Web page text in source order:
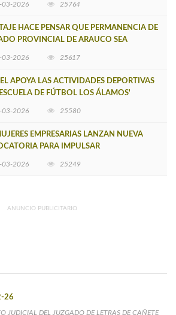
03-2026 25764
HACE PENSAR QUE PERMANENCIA DE
PROVINCIAL DE ARAUCO SEA
03-2026 25617
APOYA LAS ACTIVIDADES DEPORTIVAS
DE FÚTBOL LOS ÁLAMOS'
03-2026 25580
EMPRESARIAS LANZAN NUEVA
PARA IMPULSAR
03-2026 25249
ANUNCIO PUBLICITARIO
26
JUDICIAL DEL JUZGADO DE LETRAS DE CAÑETE